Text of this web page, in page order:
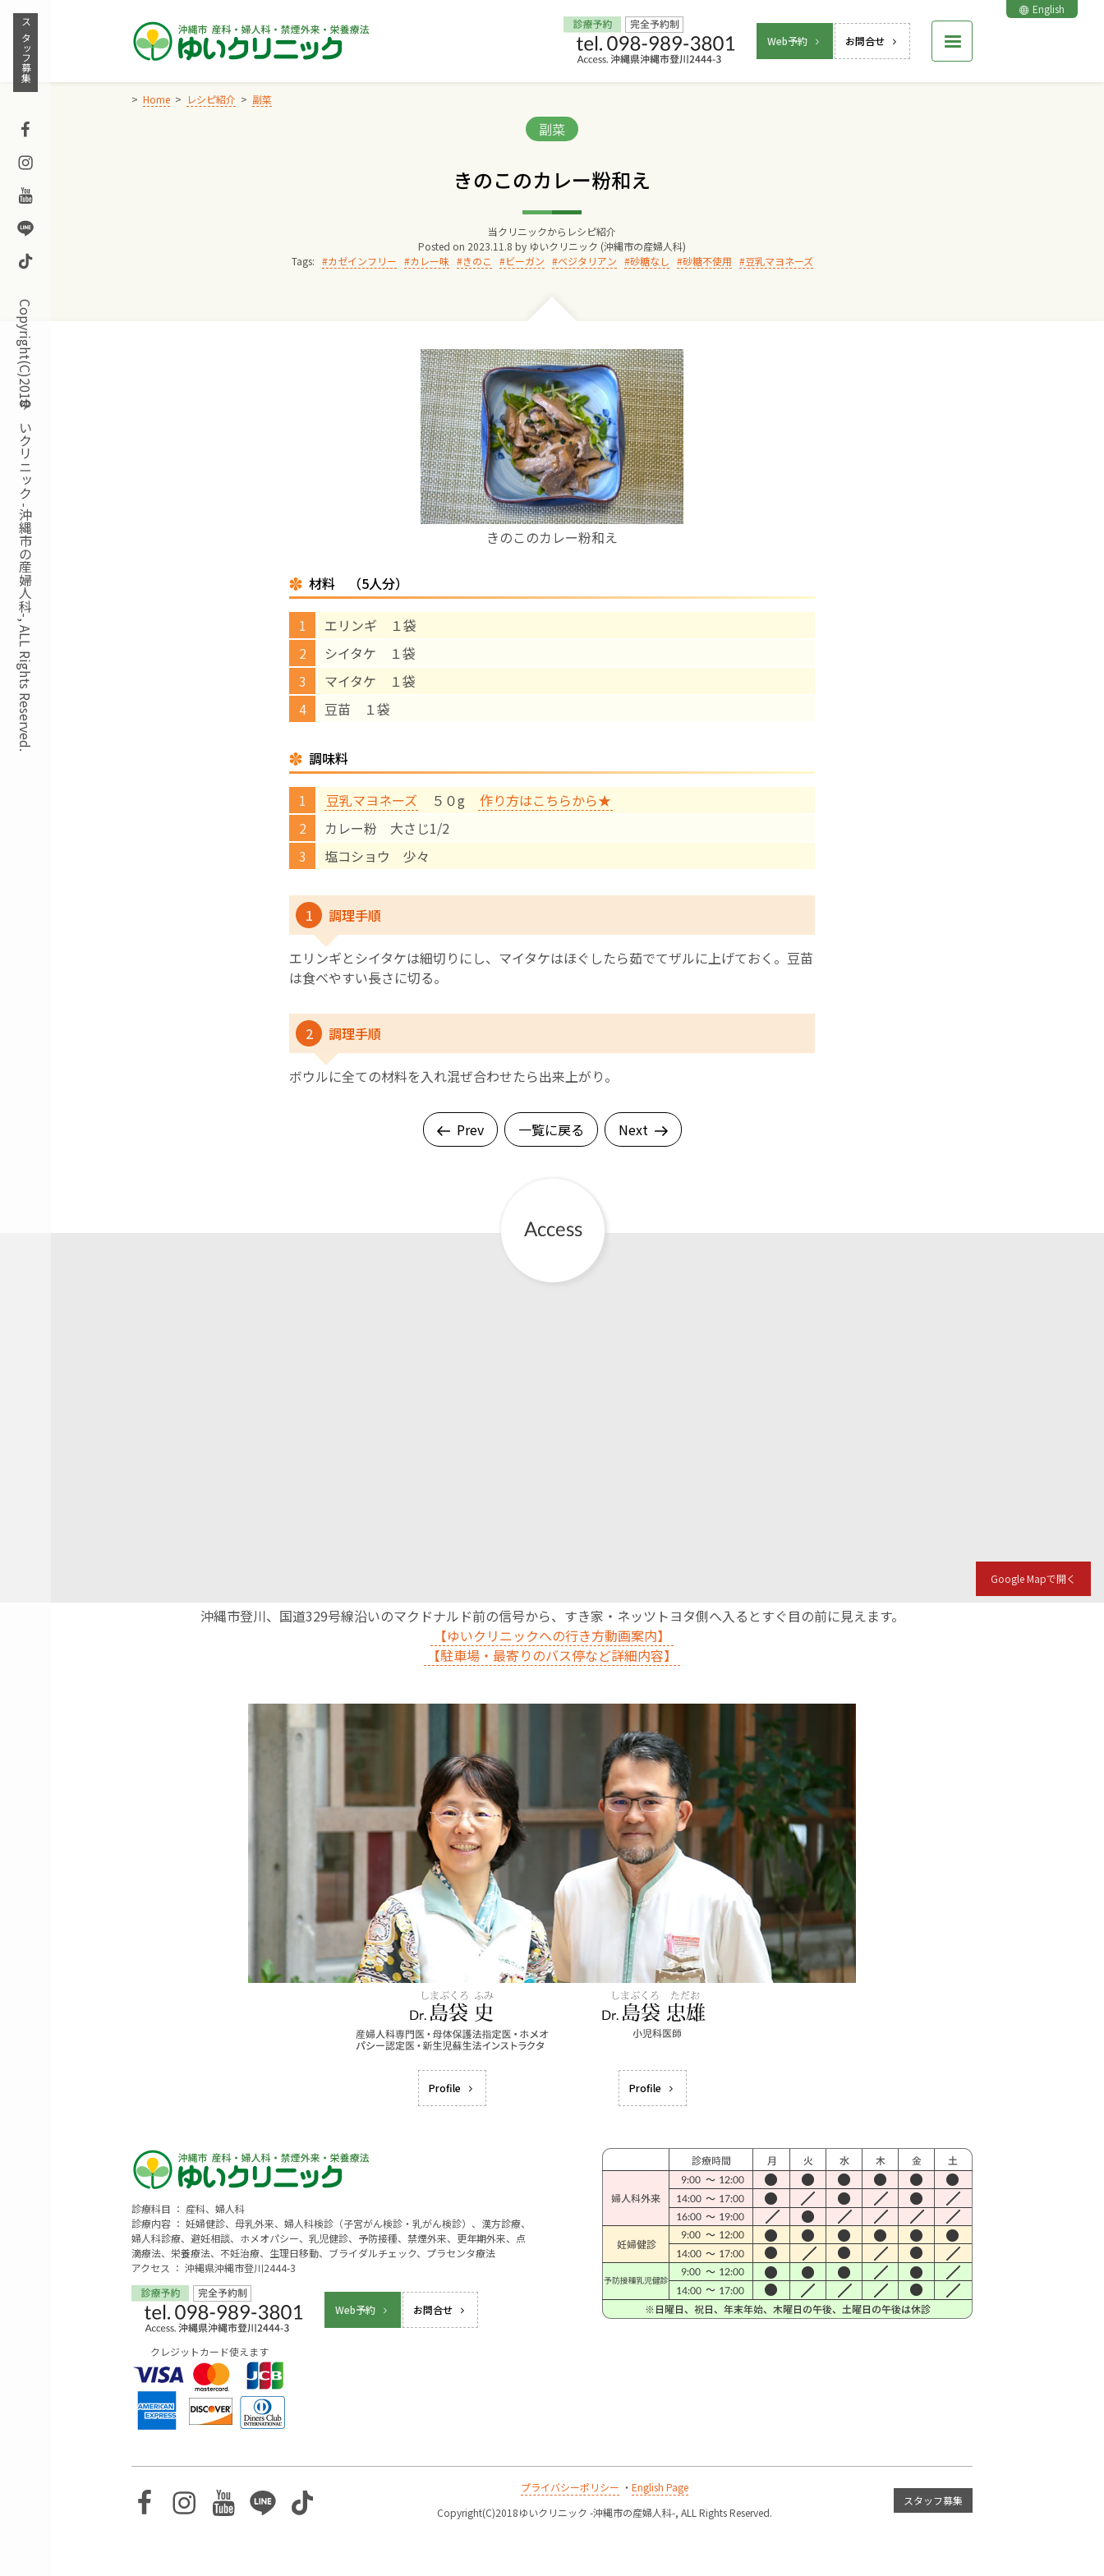
Skip
content
Web予約 お問合せ
English
スタッフ募集
Facebook
Instagram
Youtube
Line
TikTok
Copyright(C)2018ゆいクリニック -沖縄市の産婦人科-, ALL Rights Reserved.
Home レシピ紹介 副菜
Categories:
副菜
きのこのカレー粉和え
当クリニックからレシピ紹介
Posted on 2023.11.8 by ゆいクリニック (沖縄市の産婦人科)
Tags:
カゼインフリー カレー味 きのこ ビーガン ベジタリアン 砂糖なし 砂糖不使用 豆乳マヨネーズ
きのこのカレー粉和え
材料 （5人分）
エリンギ １袋
シイタケ １袋
マイタケ １袋
豆苗 １袋
調味料
豆乳マヨネーズ ５０g 作り方はこちらから★
カレー粉 大さじ1/2
塩コショウ 少々
1 調理手順
エリンギとシイタケは細切りにし、マイタケはほぐしたら茹でてザルに上げておく。豆苗
は食べやすい長さに切る。
2 調理手順
ボウルに全ての材料を入れ混ぜ合わせたら出来上がり。
Prev 一覧に戻る Next
Google Mapで開く
沖縄市登川、国道329号線沿いのマクドナルド前の信号から、すき家・ネッツトヨタ側へ入るとすぐ目の前に見えます。
【ゆいクリニックへの行き方動画案内】
【駐車場・最寄りのバス停など詳細内容】
Profile Profile
診療科目 ： 産科、婦人科
診療内容 ： 妊婦健診、母乳外来、婦人科検診（子宮がん検診・乳がん検診）、漢方診療、
婦人科診療、避妊相談、ホメオパシー、乳児健診、予防接種、禁煙外来、更年期外来、点
滴療法、栄養療法、不妊治療、生理日移動、ブライダルチェック、プラセンタ療法
アクセス ： 沖縄県沖縄市登川2444-3
Web予約 お問合せ
クレジットカード使えます
Facebook
Instagram
Youtube
LineTikTok プライバシーポリシー ・ English Page
Copyright(C)2018ゆいクリニック -沖縄市の産婦人科-, ALL Rights Reserved.
スタッフ募集
Home
院長からのごあいさつ
ゆいクリニックの経営理念
診療料金
妊婦健診
お産について
親と子の結びつき支援
母乳育児
予防接種
‘さんルーム’ でさまざまな講座・クラス
遠方にお住まいで当院での出産を希望される方へ
English Page